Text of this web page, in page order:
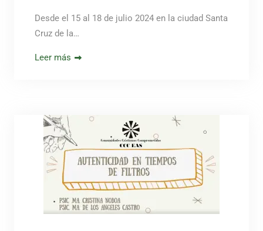
Desde el 15 al 18 de julio 2024 en la ciudad Santa
Cruz de la…
Leer más